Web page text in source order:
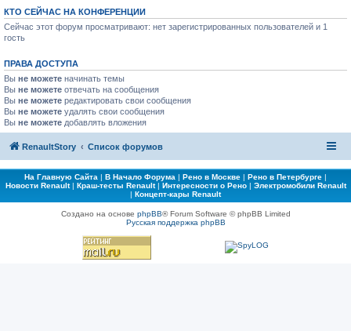
КТО СЕЙЧАС НА КОНФЕРЕНЦИИ
Сейчас этот форум просматривают: нет зарегистрированных пользователей и 1
гость
ПРАВА ДОСТУПА
Вы не можете начинать темы
Вы не можете отвечать на сообщения
Вы не можете редактировать свои сообщения
Вы не можете удалять свои сообщения
Вы не можете добавлять вложения
RenaultStory Список форумов
На Главную Сайта | В Начало Форума | Рено в Москве | Рено в Петербурге |
Новости Renault| Краш-тесты Renault| Интересности о Рено| Электромобили Renault
| Концепт-кары Renault
Создано на основе phpBB® Forum Software © phpBB Limited
Русская поддержка phpBB